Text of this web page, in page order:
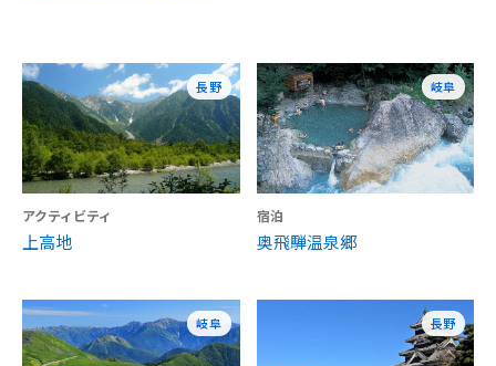
長野
アクティビティ
上高地
岐阜
宿泊
奥飛騨温泉郷
岐阜 長野